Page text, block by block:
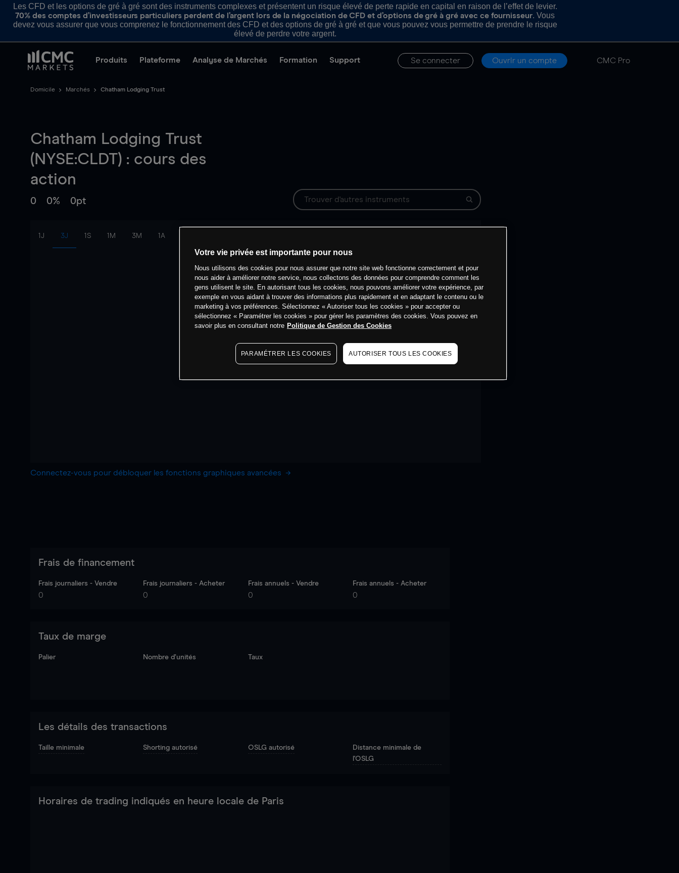
Les CFD et les options de gré à gré sont des instruments complexes et présentent un risque élevé de perte rapide en capital en raison de l’effet de levier.
70% des comptes d’investisseurs particuliers perdent de l’argent lors de la négociation de CFD et d’options de gré à gré avec ce fournisseur. Vous
devez vous assurer que vous comprenez le fonctionnement des CFD et des options de gré à gré et que vous pouvez vous permettre de prendre le risque
élevé de perdre votre argent.
Produits Plateforme Analyse de Marchés Formation Support Se connecter Ouvrir un compte CMC Pro
Domicile Marchés Chatham Lodging Trust
Chatham Lodging Trust
(NYSE:CLDT) : cours des
action
0 0% 0pt
1J 3J 1S 1M 3M 1A
Connectez-vous pour débloquer les fonctions graphiques avancées
Frais de financement
Frais journaliers - Vendre
0
Frais journaliers - Acheter
0
Frais annuels - Vendre
0
Frais annuels - Acheter
0
Taux de marge
Palier Nombre d’unités Taux
Les détails des transactions
Taille minimale Shorting autorisé OSLG autorisé
Distance minimale de
l'OSLG
Horaires de trading indiqués en heure locale de Paris
Votre vie privée est importante pour nous
Nous utilisons des cookies pour nous assurer que notre site web fonctionne correctement et pour
nous aider à améliorer notre service, nous collectons des données pour comprendre comment les
gens utilisent le site. En autorisant tous les cookies, nous pouvons améliorer votre expérience, par
exemple en vous aidant à trouver des informations plus rapidement et en adaptant le contenu ou le
marketing à vos préférences. Sélectionnez « Autoriser tous les cookies » pour accepter ou
sélectionnez « Paramétrer les cookies » pour gérer les paramètres des cookies. Vous pouvez en
savoir plus en consultant notre Politique de Gestion des Cookies
PARAMÉTRER LES COOKIES AUTORISER TOUS LES COOKIES